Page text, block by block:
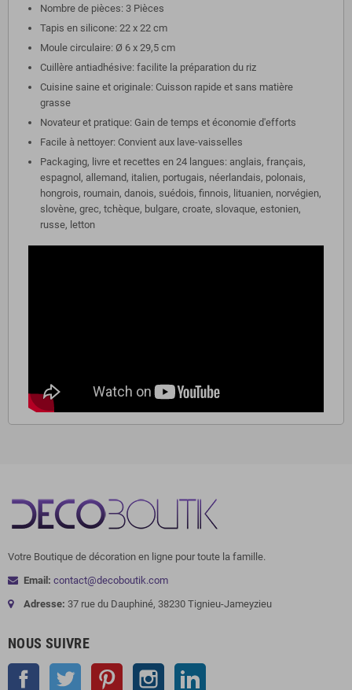
Nombre de pièces: 3 Pièces
Tapis en silicone: 22 x 22 cm
Moule circulaire: Ø 6 x 29,5 cm
Cuillère antiadhésive: facilite la préparation du riz
Cuisine saine et originale: Cuisson rapide et sans matière
grasse
Novateur et pratique: Gain de temps et économie d'efforts
Facile à nettoyer: Convient aux lave-vaisselles
Packaging, livre et recettes en 24 langues: anglais, français,
espagnol, allemand, italien, portugais, néerlandais, polonais,
hongrois, roumain, danois, suédois, finnois, lituanien, norvégien,
slovène, grec, tchèque, bulgare, croate, slovaque, estonien,
russe, letton
Votre Boutique de décoration en ligne pour toute la famille.
Email: contact@decoboutik.com
Adresse: 37 rue du Dauphiné, 38230 Tignieu-Jameyzieu
NOUS SUIVRE
Facebook Twitter Pinterest Instagram